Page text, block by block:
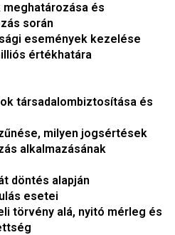
és
során
események kezelése
értékhatára
társadalombiztosítása és
milyen jogsértések
alkalmazásának
döntés alapján
esetei
törvény alá, nyitó mérleg és